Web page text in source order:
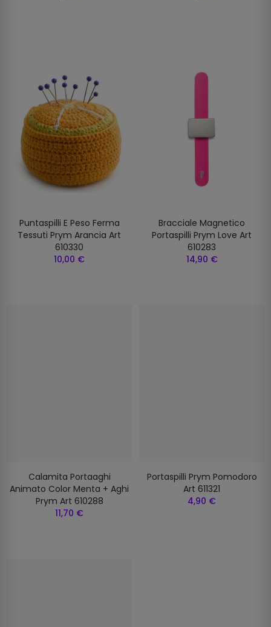
Puntaspilli E Peso Ferma
Tessuti Prym Arancia Art
610330
10,00 €
Bracciale Magnetico
Portaspilli Prym Love Art
610283
14,90 €
Calamita Portaaghi
Animato Color Menta + Aghi
Prym Art 610288
11,70 €
Portaspilli Prym Pomodoro
Art 611321
4,90 €